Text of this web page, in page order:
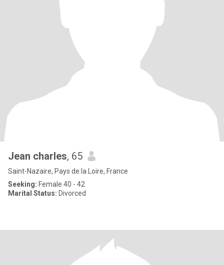
Jean charles, 65
Saint-Nazaire, Pays de la Loire, France
Seeking: Female 40 - 42
Marital Status: Divorced